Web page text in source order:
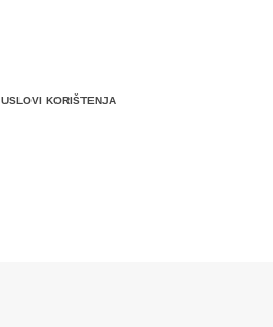
USLOVI KORIŠTENJA